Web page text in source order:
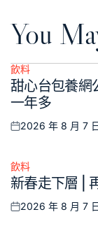
You
Posted
in
飲料
甜心台包養網
一年多
Posted
2026 年 8 月 7
Posted
in
飲料
新春走下層 |
Posted
2026 年 8 月 7